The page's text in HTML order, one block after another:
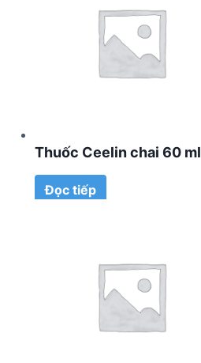
Thuốc Ceelin chai 60 ml
Đọc tiếp